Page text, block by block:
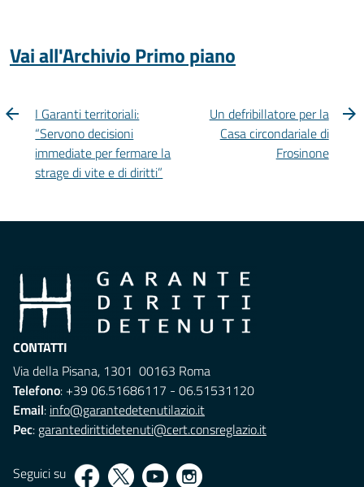
Vai all'Archivio Primo piano
I Garanti territoriali:
“Servono decisioni
immediate per fermare la
strage di vite e di diritti”
Un defribillatore per la
Casa circondariale di
Frosinone
CONTATTI
Via della Pisana, 1301 00163 Roma
Telefono: +39 06.51686117 - 06.51531120
Email: info@garantedetenutilazio.it
Pec: garantedirittidetenuti@cert.consreglazio.it
Seguici su